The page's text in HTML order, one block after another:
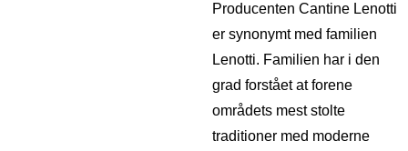
Producenten Cantine Lenotti
er synonymt med familien
Lenotti. Familien har i den
grad forstået at forene
områdets mest stolte
traditioner med moderne